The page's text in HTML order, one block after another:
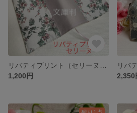
1,200円
2,350